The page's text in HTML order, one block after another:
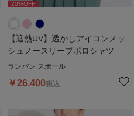
%OFF
20%OFF
【遮熱UV】透かしアイコンメッ
シュノースリーブポロシャツ
ランバン スポール
￥26,400税込